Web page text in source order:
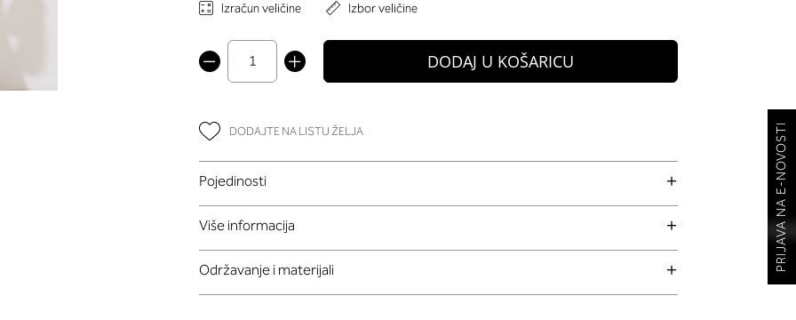
Izračun veličine Izbor veličine
DODAJ U KOŠARICU
DODAJTE NA LISTU ŽELJA
Pojedinosti
Više informacija
Održavanje i materijali PRIJAVA NA E-NOVOSTI